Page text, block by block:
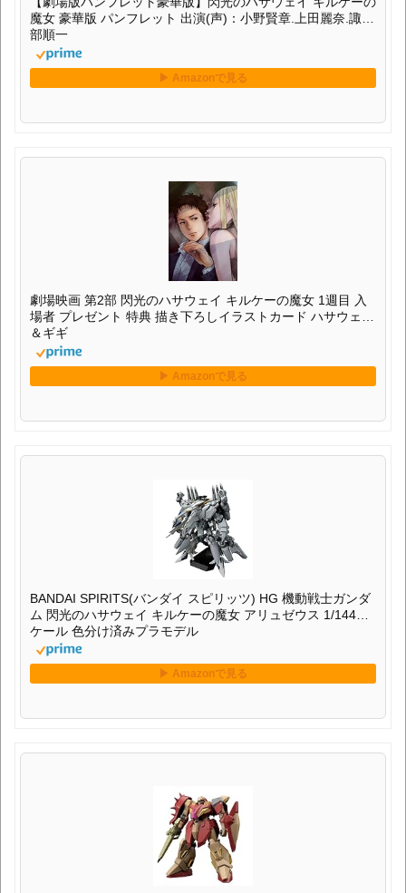
魔女 豪華版 パンフレット 出演(声)：小野賢章.上田麗奈.諏訪
部順一
劇場映画 第2部 閃光のハサウェイ キルケーの魔女 1週目 入
場者 プレゼント 特典 描き下ろしイラストカード ハサウェイ
＆ギギ
BANDAI SPIRITS(バンダイ スピリッツ) HG 機動戦士ガンダ
ム 閃光のハサウェイ キルケーの魔女 アリュゼウス 1/144ス
ケール 色分け済みプラモデル